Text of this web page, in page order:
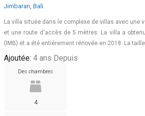
Jimbaran, Bali
La villa située dans le complexe de villas avec une
et une route d'accès de 5 mètres. La villa a
(IMB) et a été entièrement rénovée en 2018. La taille
Ajoutée: 4 ans Depuis
Des chambres
4